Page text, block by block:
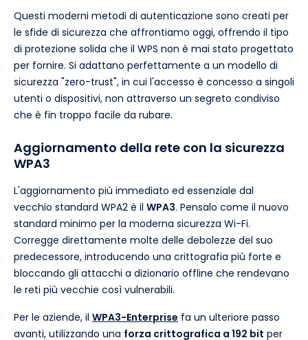
Questi moderni metodi di autenticazione sono creati per
le sfide di sicurezza che affrontiamo oggi, offrendo il tipo
di protezione solida che il WPS non è mai stato progettato
per fornire. Si adattano perfettamente a un modello di
sicurezza "zero-trust", in cui l'accesso è concesso a singoli
utenti o dispositivi, non attraverso un segreto condiviso
che è fin troppo facile da rubare.
Aggiornamento della rete con la sicurezza
WPA3
L'aggiornamento più immediato ed essenziale dal
vecchio standard WPA2 è il WPA3. Pensalo come il nuovo
standard minimo per la moderna sicurezza Wi-Fi.
Corregge direttamente molte delle debolezze del suo
predecessore, introducendo una crittografia più forte e
bloccando gli attacchi a dizionario offline che rendevano
le reti più vecchie così vulnerabili.
Per le aziende, il WPA3-Enterprise fa un ulteriore passo
avanti, utilizzando una forza crittografica a 192 bit per